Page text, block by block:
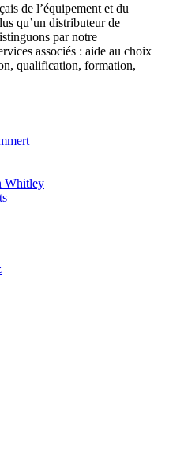
de l’équipement et du
qu’un distributeur de
par notre
associés : aide au choix
qualification, formation,
Whitley